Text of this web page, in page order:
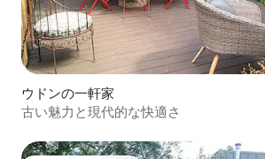
ウドンの一軒家
古い魅力と現代的な快適さ